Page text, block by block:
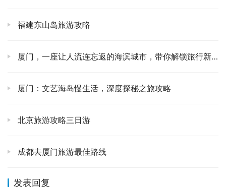
以住山下汤口，选择多，价格也亲民。第二天一大早再
值得拼一下！我住的那家，虽然条件一般，但窗外就是
说里的隐士了。☁️
太多东西，能少则少！背着大包小包爬山，简直是酷
干衣裤（爬山出汗太正常了）、一件厚外套（山上温差
雨衣比雨伞方便）、登山杖（真的省力，尤其是下山时
福建东山岛旅游攻略
厦门，一座让人流连忘返的海滨城市，带你解锁旅行新玩法！
厦门：文艺海岛慢生活，深度探秘之旅攻略
北京旅游攻略三日游
成都去厦门旅游最佳路线
发表回复